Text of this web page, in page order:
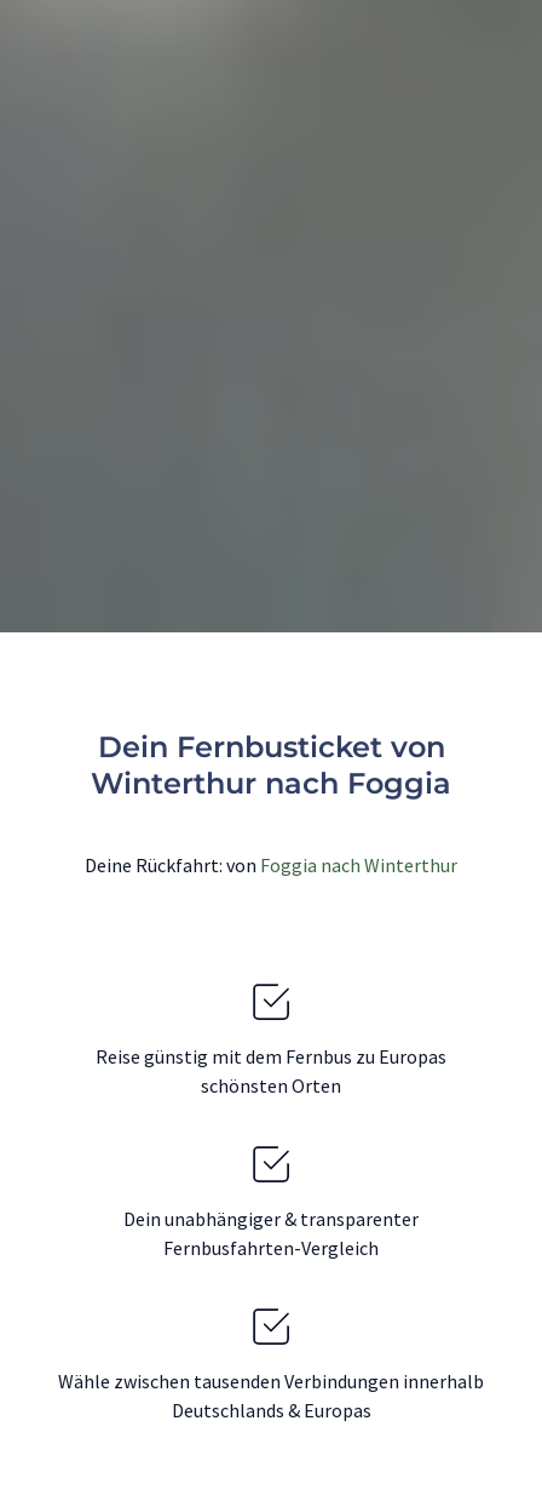
Dein Fernbusticket von
Winterthur nach Foggia
Deine Rückfahrt: von Foggia nach Winterthur
Reise günstig mit dem Fernbus zu Europas
schönsten Orten
Dein unabhängiger & transparenter
Fernbusfahrten-Vergleich
Wähle zwischen tausenden Verbindungen innerhalb
Deutschlands & Europas